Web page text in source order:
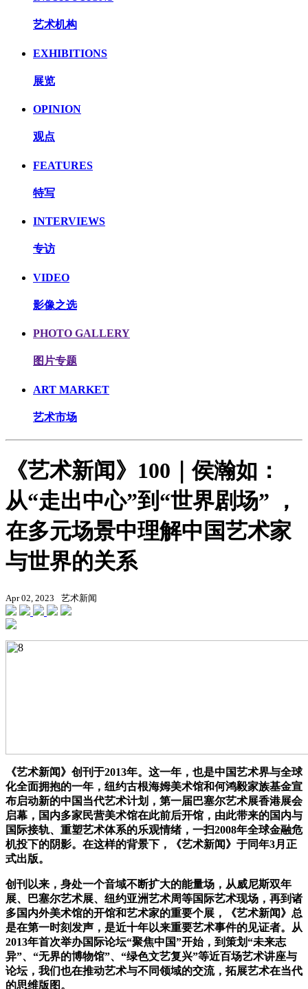
艺术机构
EXHIBITIONS
展览
OPINION
观点
FEATURES
特写
INTERVIEWS
专访
VIDEO
影像之选
PHOTO GALLERY
图片专题
ART MARKET
艺术市场
《艺术新闻》100｜侯瀚如：
从“走出中心”到“世界剧场” ，
在多元场景中理解中国艺术家
与世界的关系
Apr 02, 2023 艺术新闻
《艺术新闻》创刊于2013年。这一年，也是中国艺术界与全球
化全面拥抱的一年，纽约古根海姆美术馆和何鸿毅家族基金宣
布启动新的中国当代艺术计划，第一届巴塞尔艺术展香港展会
启幕，国内多家民营美术馆在此前后开馆，由此带来的国内与
国际接轨、重塑艺术体系的乐观情绪，一扫2008年全球金融危
机投下的阴影。在这样的背景下，《艺术新闻》于同年3月正
式出版。
创刊以来，身处一个音域不断扩大的能量场，从威尼斯双年
展、巴塞尔艺术展、纽约亚洲艺术周等国际艺术现场，再到诸
多国内外美术馆的开馆和艺术家的重要个展，《艺术新闻》总
是在第一时刻发声，是近十年以来重要艺术事件的见证者。从
2013年首次举办国际论坛“聚焦中国”开始，到策划“未来志
异”、“无界的博物馆”、“绿色文艺复兴”等近百场艺术讲座与
论坛，我们也在推动艺术与不同领域的交流，拓展艺术在当代
的思维版图。